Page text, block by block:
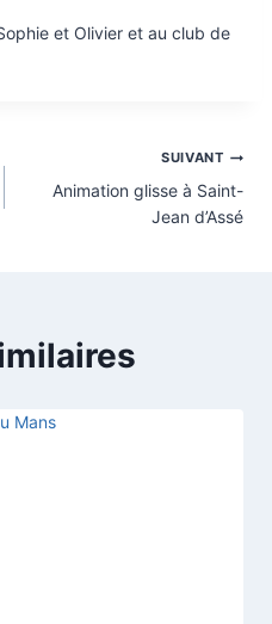
et Olivier et au club de
SUIVANT
Animation glisse à Saint-
Jean d’Assé